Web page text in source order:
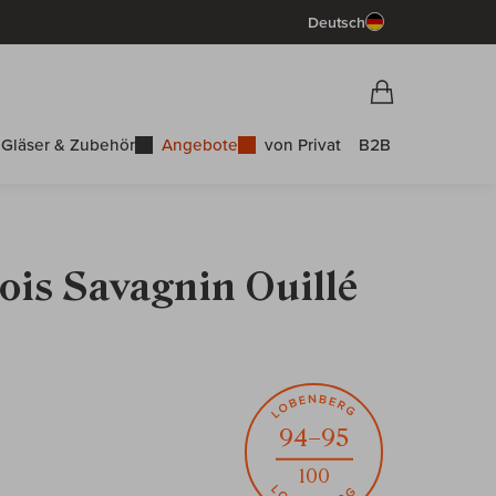
Deutsch
Gläser & Zubehör Angebote von Privat B2B
Savagnin Ouillé
94–95
100